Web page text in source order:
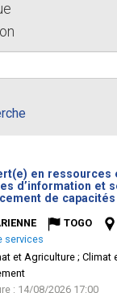
en ressources
d’information et
de capacités
TOGO
services
et Agriculture ; Climat
: 14/08/2026 17:00